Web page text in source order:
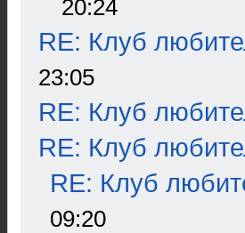
20:24
RE: Клуб
23:05
RE: Клуб
RE: Клуб
RE: Клуб
09:20